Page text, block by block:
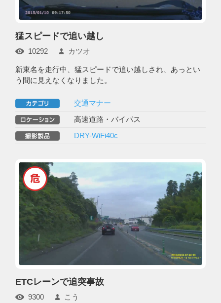
猛スピードで追い越し
10292 カツオ
新東名を走行中、猛スピードで追い越しされ、あっとい
う間に見えなくなりました。
交通マナー
高速道路・バイパス
DRY-WiFi40c
ETCレーンで追突事故
9300 こう